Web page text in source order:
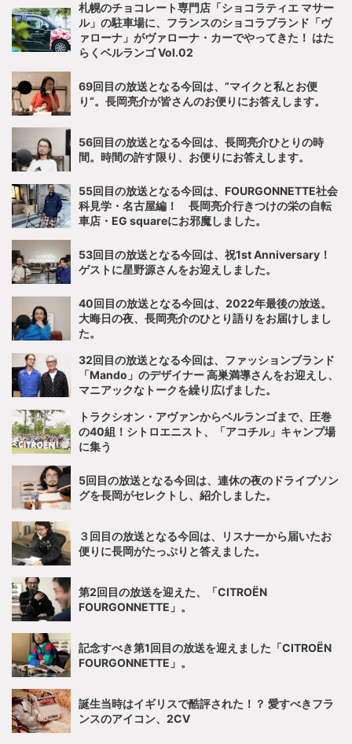
札幌のチョコレート専門店「ショコラティエ マサー
ル」の駐車場に、フランスのショコラブランド「ヴ
ァローナ」がヴァローナ・カーでやってきた！ はた
らくベルランゴ Vol.02
69回目の放送となる今回は、”マイクと私とお便
り“。長岡亮介が皆さんのお便りにお答えします。
56回目の放送となる今回は、長岡亮介ひとりの時
間。時間の許す限り、お便りにお答えします。
55回目の放送となる今回は、FOURGONNETTE社会
科見学・名古屋編！ 長岡亮介行きつけの栄の自転
車店・EG squareにお邪魔しました。
53回目の放送となる今回は、祝1st Anniversary！
ゲストに星野源さんをお迎えしました。
40回目の放送となる今回は、2022年最後の放送。
大晦日の夜、長岡亮介のひとり語りをお届けしまし
た。
32回目の放送となる今回は、ファッションブランド
「Mando」のデザイナー 高巣満導さんをお迎えし、
マニアックなトークを繰り広げました。
トラクシオン・アヴァンからベルランゴまで、圧巻
の40組！シトロエニスト、「アコチル」キャンプ場
に集う
5回目の放送となる今回は、連休の夜のドライブソン
グを長岡がセレクトし、紹介しました。
３回目の放送となる今回は、リスナーから届いたお
便りに長岡がたっぷりと答えました。
第2回目の放送を迎えた、「CITROËN
FOURGONNETTE」。
記念すべき第1回目の放送を迎えました「CITROËN
FOURGONNETTE」。
誕生当時はイギリスで酷評された！？ 愛すべきフラ
ンスのアイコン、2CV